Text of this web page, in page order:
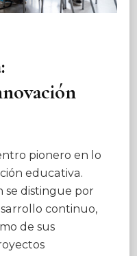
pionero en lo
educativa.
se distingue por
continuo,
de sus